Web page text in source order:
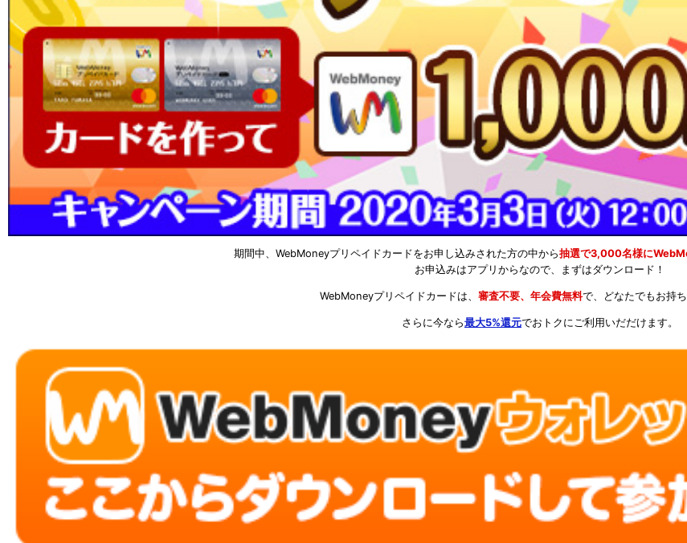
期間中、WebMoneyプリペイドカードをお申し込みされた方の中から抽選で3,000名様に
お申込みはアプリからなので、まずはダウンロード！
WebMoneyプリペイドカードは、 審査不要、年会費無料で、どなたでもお持
さらに今なら最大5%還元でおトクにご利用いだだけます。